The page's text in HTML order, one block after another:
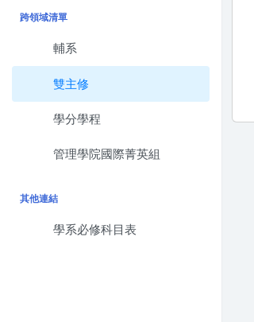
跨領域清單
輔系
雙主修
學分學程
管理學院國際菁英組
其他連結
學系必修科目表